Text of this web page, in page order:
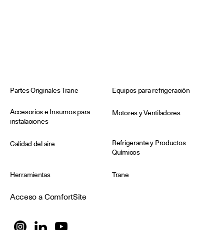
Partes Originales Trane Equipos para refrigeración
Accesorios e Insumos para
instalaciones
Motores y Ventiladores
Calidad del aire
Refrigerante y Productos
Químicos
Herramientas Trane
Acceso a ComfortSite